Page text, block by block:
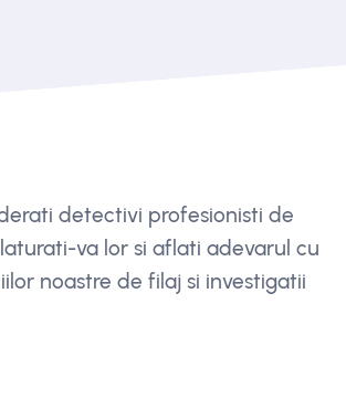
detectivi profesionisti de
va lor si aflati adevarul cu
noastre de filaj si investigatii